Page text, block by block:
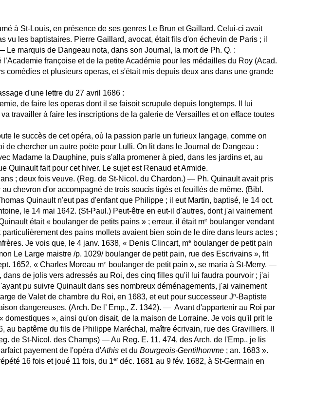
à St-Louis, en présence de ses genres Le Brun et Gaillard. Celui-ci avait
vu les baptistaires. Pierre Gaillard, avocat, était fils d'on échevin de Paris ; il
marquis de Dangeau nota, dans son Journal, la mort de Ph. Q. :
françoise et de la petite Académie pour les médailles du Roy (Acad.
comédies et plusieurs operas, et s'était mis depuis deux ans dans une grande
d'une lettre du 27 avril 1686 :
de faire les operas dont il se faisoit scrupule depuis longtemps. Il lui
travailler à faire les inscriptions de la galerie de Versailles et on efface toutes
le succès de cet opéra, où la passion parle un furieux langage, comme on
de chercher un autre poëte pour Lulli. On lit dans le Journal de Dangeau :
Madame la Dauphine, puis s'alla promener à pied, dans les jardins et, au
Quinault fait pour cet hiver. Le sujet est Renaud et Armide.
; deux fois veuve. (Reg. de St-Nicol. du Chardon.) — Ph. Quinault avait pris
chevron d'or accompagné de trois soucis tigés et feuillés de même. (Bibl.
Quinault n'eut pas d'enfant que Philippe ; il eut Martin, baptisé, le 14 oct.
le 14 mai 1642. (St-Paul.) Peut-être en eut-il d'autres, dont j'ai vainement
était « boulanger de petits pains » ; erreur, il était me
boulanger vendant
des pains mollets avaient bien soin de le dire dans leurs actes ;
Je vois que, le 4 janv. 1638, « Denis Clincart, me
boulanger de petit pain
Le Large maistre /p. 1029/ boulanger de petit pain, rue des Escrivains », fit
1652, « Charles Moreau me
boulanger de petit pain », se maria à St-Merry. —
de jolis vers adressés au Roi, des cinq filles qu'il lui faudra pourvoir ; j'ai
pu suivre Quinault dans ses nombreux déménagements, j'ai vainement
de Valet de chambre du Roi, en 1683, et eut pour successeur Jn-Baptiste
dangereuses. (Arch. De l’ Emp., Z. 1342). — Avant d'appartenir au Roi par
domestiques », ainsi qu'on disait, de la maison de Lorraine. Je vois qu'il prit le
au baptême du fils de Philippe Maréchal, maître écrivain, rue des Gravilliers. Il
de St-Nicol. des Champs) — Au Reg. E. 11, 474, des Arch. de l'Emp., je lis
payement de l'opéra d'Athis et duBourgeois-Gentilhomme ; an. 1683 ».
16 fois et joué 11 fois, du 1erdéc. 1681 au 9 fév. 1682, à St-Germain en